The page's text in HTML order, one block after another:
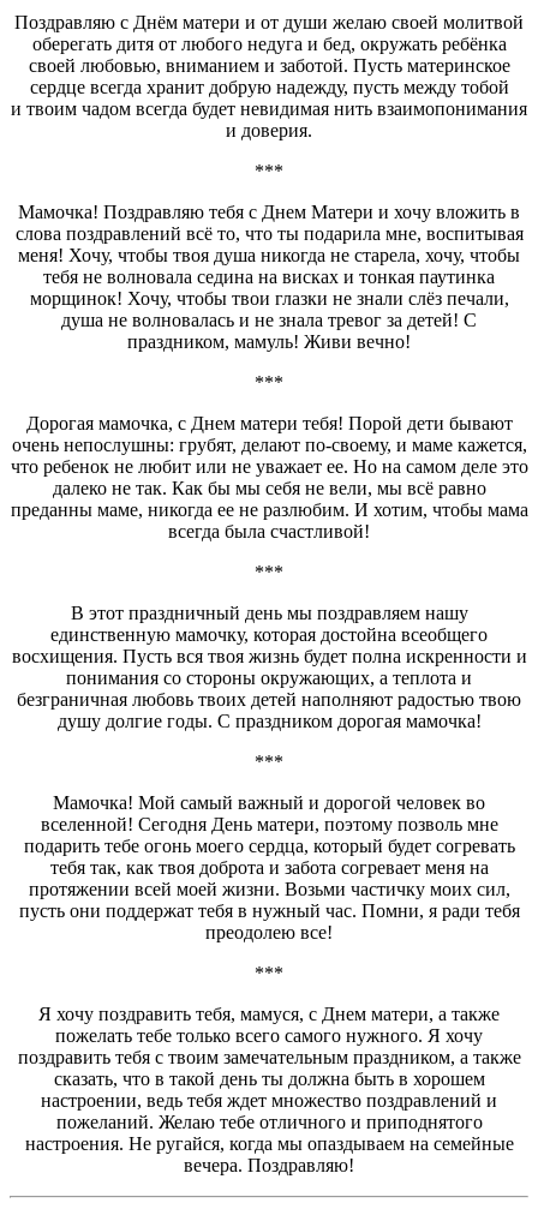
Поздравляю с Днём матери и от души желаю своей молитвой
оберегать дитя от любого недуга и бед, окружать ребёнка
своей любовью, вниманием и заботой. Пусть материнское
сердце всегда хранит добрую надежду, пусть между тобой
и твоим чадом всегда будет невидимая нить взаимопонимания
и доверия.
***
Мамочка! Поздравляю тебя с Днем Матери и хочу вложить в
слова поздравлений всё то, что ты подарила мне, воспитывая
меня! Хочу, чтобы твоя душа никогда не старела, хочу, чтобы
тебя не волновала седина на висках и тонкая паутинка
морщинок! Хочу, чтобы твои глазки не знали слёз печали,
душа не волновалась и не знала тревог за детей! С
праздником, мамуль! Живи вечно!
***
Дорогая мамочка, с Днем матери тебя! Порой дети бывают
очень непослушны: грубят, делают по-своему, и маме кажется,
что ребенок не любит или не уважает ее. Но на самом деле это
далеко не так. Как бы мы себя не вели, мы всё равно
преданны маме, никогда ее не разлюбим. И хотим, чтобы мама
всегда была счастливой!
***
В этот праздничный день мы поздравляем нашу
единственную мамочку, которая достойна всеобщего
восхищения. Пусть вся твоя жизнь будет полна искренности и
понимания со стороны окружающих, а теплота и
безграничная любовь твоих детей наполняют радостью твою
душу долгие годы. С праздником дорогая мамочка!
***
Мамочка! Мой самый важный и дорогой человек во
вселенной! Сегодня День матери, поэтому позволь мне
подарить тебе огонь моего сердца, который будет согревать
тебя так, как твоя доброта и забота согревает меня на
протяжении всей моей жизни. Возьми частичку моих сил,
пусть они поддержат тебя в нужный час. Помни, я ради тебя
преодолею все!
***
Я хочу поздравить тебя, мамуся, с Днем матери, а также
пожелать тебе только всего самого нужного. Я хочу
поздравить тебя с твоим замечательным праздником, а также
сказать, что в такой день ты должна быть в хорошем
настроении, ведь тебя ждет множество поздравлений и
пожеланий. Желаю тебе отличного и приподнятого
настроения. Не ругайся, когда мы опаздываем на семейные
вечера. Поздравляю!